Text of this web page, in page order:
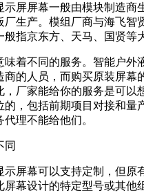
屏屏幕一般由模块制造商
厂生产。模组厂商与海飞智
指京东方、天马、国贤等
不同的服务。智能户外
商的人员，而购买原装屏幕
，厂家能给你的服务是可以
的，包括前期项目对接和量
理不能给他们。
屏幕可以支持定制，但原
屏幕设计的特定型号或其他